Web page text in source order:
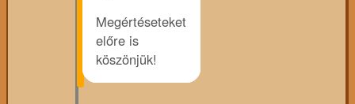
Megértéseteket
előre is
köszönjük!